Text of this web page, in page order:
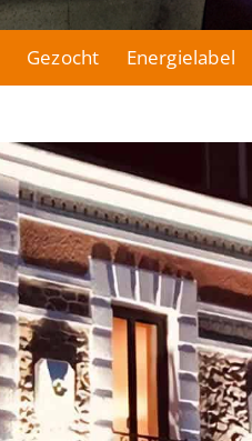
Gezocht Energielabel